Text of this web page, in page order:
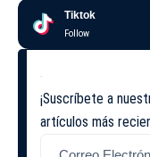
Tiktok
Follow
¡Suscríbete a
artículos más